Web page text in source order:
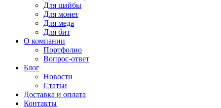
Для шайбы
Для монет
Для меда
Для бит
О компании
Портфолио
Вопрос-ответ
Блог
Новости
Статьи
Доставка и оплата
Контакты